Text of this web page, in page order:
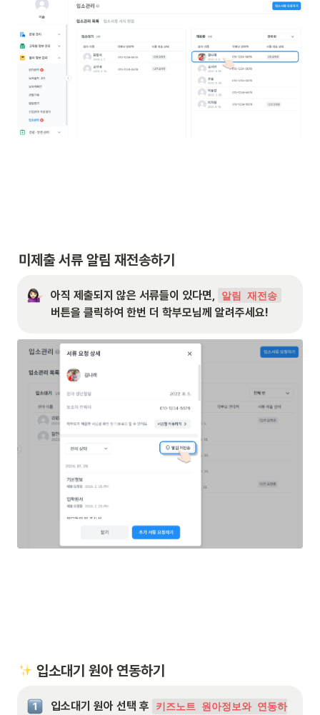
미제출 서류 알림 재전송하기
아직 제출되지 않은 서류들이 있다면, 알림 재전송
버튼을 클릭하여 한번 더 학부모님께 알려주세요!
입소대기 원아 연동하기
입소대기 원아 선택 후
키즈노트 원아정보와 연동하